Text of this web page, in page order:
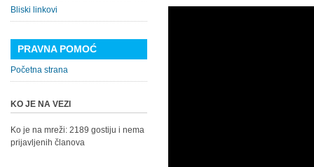
Bliski linkovi
PRAVNA POMOĆ
Početna strana
KO JE NA VEZI
Ko je na mreži: 2189 gostiju i nema
prijavljenih članova